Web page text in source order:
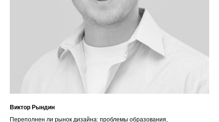
Виктор Рындин
Переполнен ли рынок дизайна: проблемы образования,